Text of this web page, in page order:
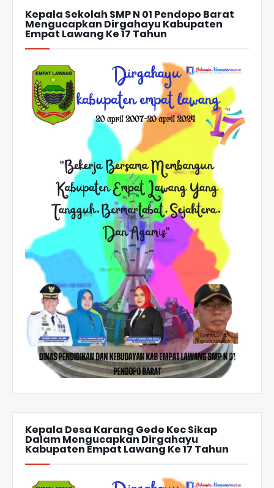
Kepala Sekolah SMP N 01 Pendopo Barat
Mengucapkan Dirgahayu Kabupaten
Empat Lawang Ke 17 Tahun
Kepala Desa Karang Gede Kec Sikap
Dalam Mengucapkan Dirgahayu
Kabupaten Empat Lawang Ke 17 Tahun